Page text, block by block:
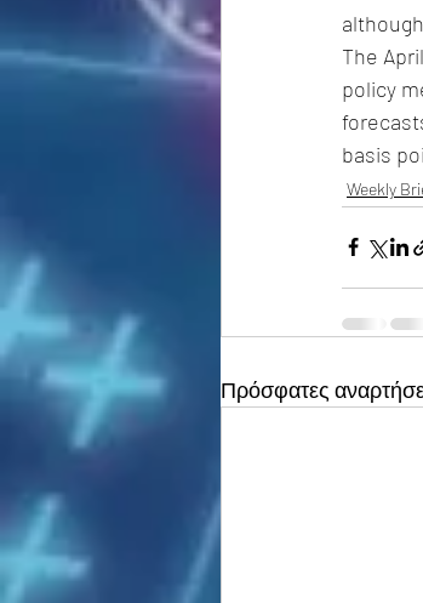
The
policy
basis
Weekly
Πρόσφατες